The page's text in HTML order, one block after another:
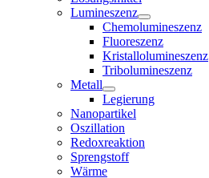
Lumineszenz
Chemolumineszenz
Fluoreszenz
Kristallolumineszenz
Tribolumineszenz
Metall
Legierung
Nanopartikel
Oszillation
Redoxreaktion
Sprengstoff
Wärme